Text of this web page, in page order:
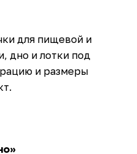
для пищевой и
дно и лотки под
и размеры